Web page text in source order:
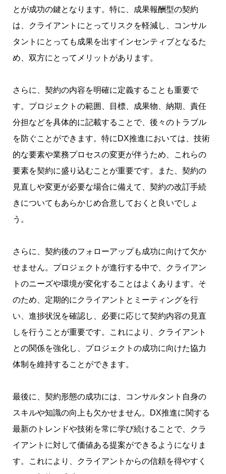
とが成功の鍵となります。特に、成果報酬型の契約
は、クライアントにとってリスクを軽減し、コンサル
タントにとっても成果を出すインセンティブとなるた
め、双方にとってメリットがあります。
さらに、契約の内容を明確に定義することも重要で
す。プロジェクトの範囲、目標、成果物、納期、責任
分担などを具体的に記載することで、後々のトラブル
を防ぐことができます。特にDX推進においては、技術
的な要素や業務プロセスの変更が伴うため、これらの
要素を契約に盛り込むことが重要です。また、契約の
見直しや変更が必要な場合に備えて、契約の改訂手続
きについてもあらかじめ合意しておくと良いでしょ
う。
さらに、契約後のフォローアップも成功に向けて欠か
せません。プロジェクトが進行する中で、クライアン
トのニーズや環境が変化することはよくあります。そ
のため、定期的にクライアントとミーティングを行
い、進捗状況を確認し、必要に応じて契約内容の見直
しを行うことが重要です。これにより、クライアント
との関係を強化し、プロジェクトの成功に向けた協力
体制を維持することができます。
最後に、契約形態の成功には、コンサルタント自身の
スキルや知識の向上も欠かせません。DX推進に関する
最新のトレンドや技術を常に学び続けることで、クラ
イアントに対して価値ある提案ができるようになりま
す。これにより、クライアントからの信頼を得やすく